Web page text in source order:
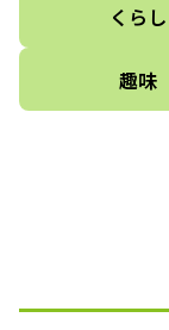
くらし
趣味